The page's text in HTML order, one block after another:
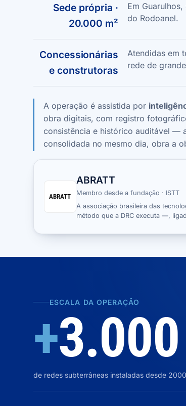
Sede própria ·
20.000 m²
Em
do Rodoanel.
Concessionárias
e construtoras
Atendidas em
rede de
A operação é assistida por
obra digitais, com registro
consistência e histórico auditável —
consolidada no mesmo dia, obra a
ABRATT
ABRATT
Membro desde a fundação · ISTT
A associação brasileira das
método que a DRC executa —,
ESCALA DA OPERAÇÃO
+
de redes subterrâneas instaladas desde 2000